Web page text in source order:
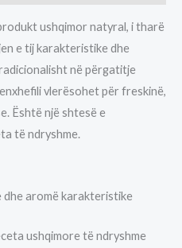
ushqimor natyral, i tharë
e tij karakteristike dhe
në përgatitje
vlerësohet për freskinë,
Është një shtesë e
të ndryshme.
dhe aromë karakteristike
ushqimore të ndryshme